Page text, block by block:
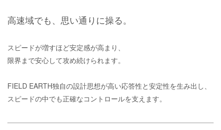
高速域でも、思い通りに操る。
スピードが増すほど安定感が高まり、
限界まで安心して攻め続けられます。
FIELD EARTH独自の設計思想が高い応答性と安定性を生み出し、
スピードの中でも正確なコントロールを支えます。